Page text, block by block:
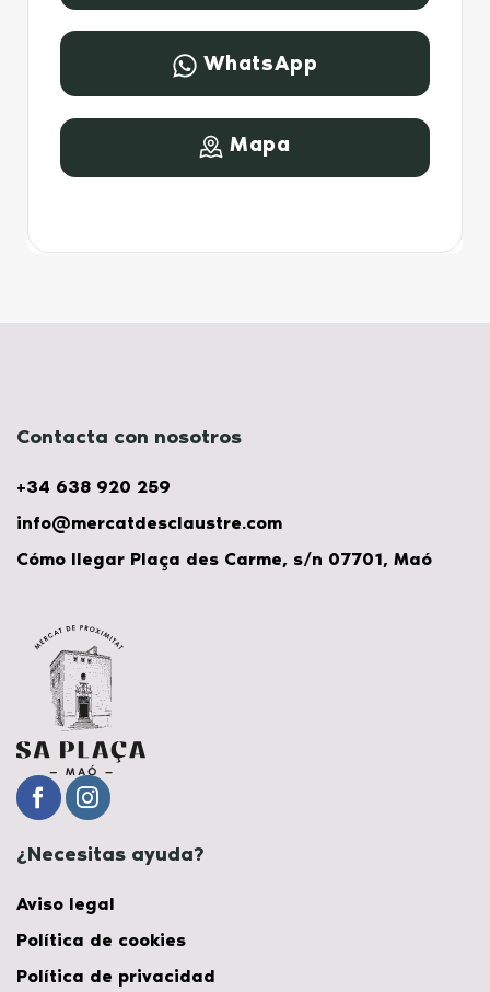
WhatsApp
Mapa
Contacta con nosotros
+34 638 920 259
info@mercatdesclaustre.com
Cómo llegar Plaça des Carme, s/n 07701, Maó
¿Necesitas ayuda?
Aviso legal
Política de cookies
Política de privacidad